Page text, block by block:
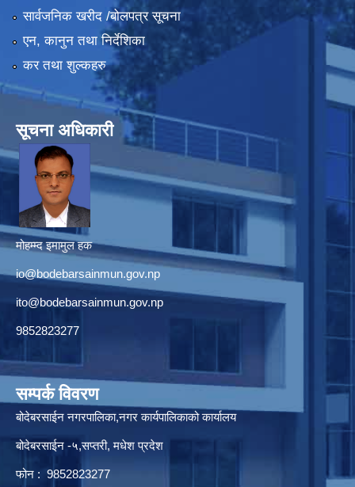
सार्वजनिक खरीद /बोलपत्र सूचना
एन, कानुन तथा निर्देशिका
कर तथा शुल्कहरु
सूचना अधिकारी
मोहम्म्द इमामुल हक
io@bodebarsainmun.gov.np
ito@bodebarsainmun.gov.np
9852823277
सम्पर्क विवरण
बोदेबरसाईन नगरपालिका,नगर कार्यपालिकाको कार्यालय
बोदेबरसाईन -५,सप्तरी, मधेश प्रदेश
फोन : 9852823277